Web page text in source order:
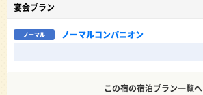
宴会プラン
ノーマル
ノーマルコンパニオン
この宿の宿泊プラン一覧へ